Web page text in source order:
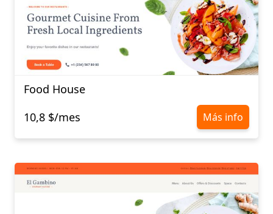
Food House
10,8 $/mes
Más info